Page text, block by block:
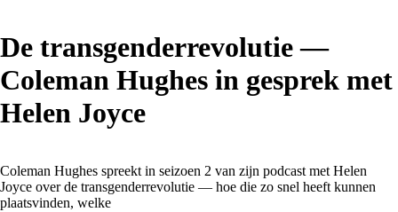
De transgenderrevolutie —
Coleman Hughes in gesprek met
Helen Joyce
Coleman Hughes spreekt in seizoen 2 van zijn podcast met Helen
Joyce over de transgenderrevolutie — hoe die zo snel heeft kunnen
plaatsvinden, welke